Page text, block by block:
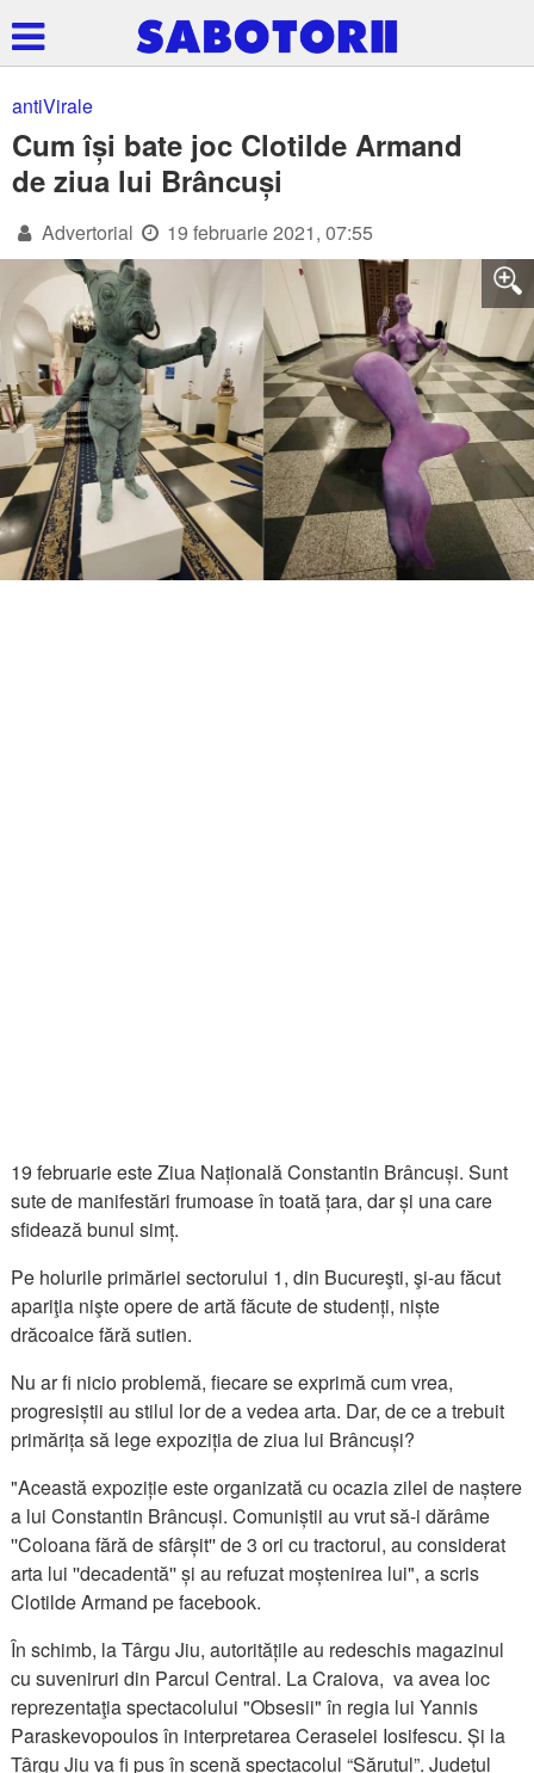
antiVirale
Cum își bate joc Clotilde Armand
de ziua lui Brâncuși
Advertorial 19 februarie 2021, 07:55
19 februarie este Ziua Națională Constantin Brâncuși. Sunt
sute de manifestări frumoase în toată țara, dar și una care
sfidează bunul simț.
Pe holurile primăriei sectorului 1, din Bucureşti, şi-au făcut
apariţia nişte opere de artă făcute de studenți, niște
drăcoaice fără sutien.
Nu ar fi nicio problemă, fiecare se exprimă cum vrea,
progresiștii au stilul lor de a vedea arta. Dar, de ce a trebuit
primărița să lege expoziția de ziua lui Brâncuși?
"Această expoziție este organizată cu ocazia zilei de naștere
a lui Constantin Brâncuși. Comuniștii au vrut să-i dărâme
''Coloana fără de sfârșit'' de 3 ori cu tractorul, au considerat
arta lui ''decadentă'' și au refuzat moștenirea lui", a scris
Clotilde Armand pe facebook.
În schimb, la Târgu Jiu, autoritățile au redeschis magazinul
cu suveniruri din Parcul Central. La Craiova, va avea loc
reprezentaţia spectacolului "Obsesii" în regia lui Yannis
Paraskevopoulos în interpretarea Ceraselei Iosifescu. Și la
Târgu Jiu va fi pus în scenă spectacolul “Sărutul”. Judeţul